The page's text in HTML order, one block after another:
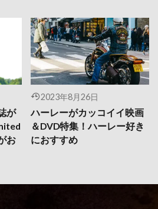
が
お
2023年8月26日
ハーレーがカッコイイ映画
＆DVD特集！ハーレー好き
におすすめ